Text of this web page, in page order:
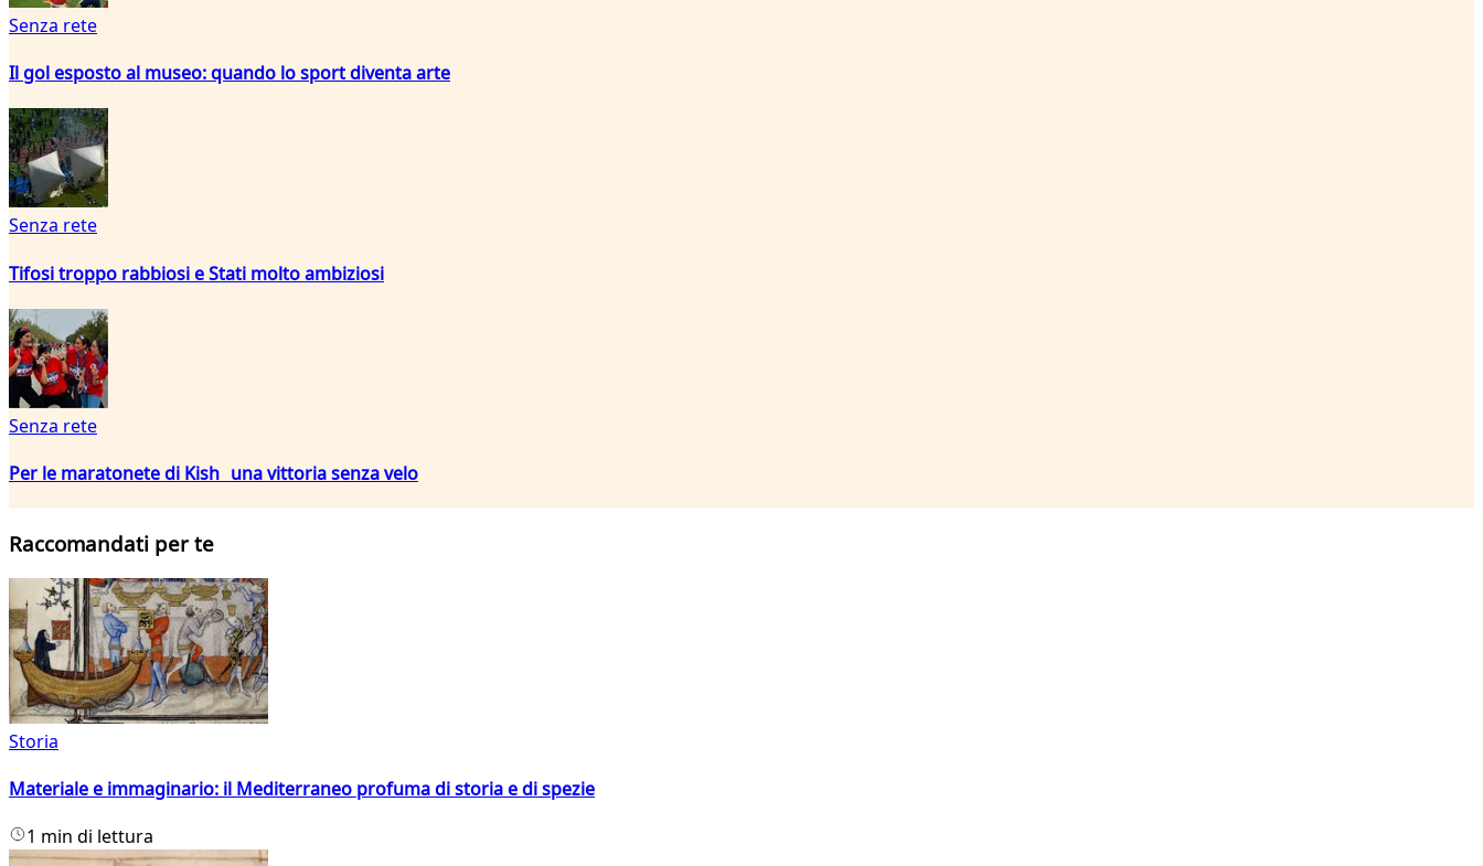
Senza rete
Il gol esposto al museo: quando lo sport diventa arte
Senza rete
Tifosi troppo rabbiosi e Stati molto ambiziosi
Senza rete
Per le maratonete di Kish una vittoria senza velo
Raccomandati per te
Storia
Materiale e immaginario: il Mediterraneo profuma di storia e di spezie
1 min di lettura